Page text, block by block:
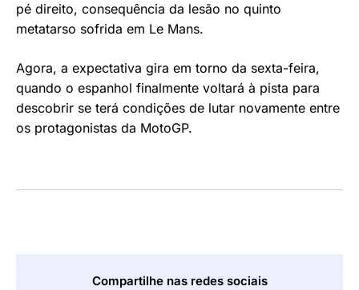
pé direito, consequência da lesão no quinto
metatarso sofrida em Le Mans.
Agora, a expectativa gira em torno da sexta-feira,
quando o espanhol finalmente voltará à pista para
descobrir se terá condições de lutar novamente entre
os protagonistas da MotoGP.
Compartilhe nas redes sociais